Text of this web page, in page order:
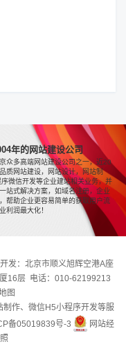
年的网站建设公司
众多高端网站建设公司之一，近20
质网站建设，网站设计，网站制
微信开发等企业建站相关业务，并
站式解决方案，如域名注册，企业
帮助企业更容易简单的获取用户流
利润最大化！
发：北京市顺义旭辉空港A座
16层 电话：010-62199213
图
作、微信H5小程序开发等服
备05019839号-3
网站经